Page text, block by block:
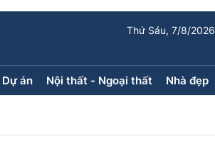
Thứ Sáu, 7/8/2026
Dự án Nội thất - Ngoại thất Nhà đẹp